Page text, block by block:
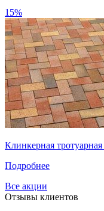
15%
Клинкерная
Подробнее
Все акции
Отзывы клиентов